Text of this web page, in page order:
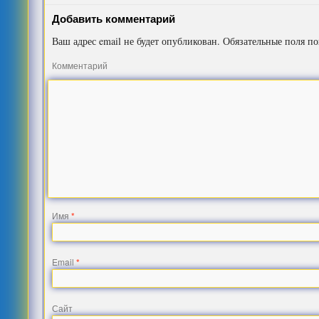
Добавить комментарий
Ваш адрес email не будет опубликован. Обязательные поля
Комментарий
Имя*
Email*
Сайт